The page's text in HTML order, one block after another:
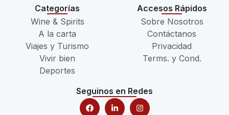
Categorías
Wine & Spirits
A la carta
Viajes y Turismo
Vivir bien
Deportes
Accesos Rápidos
Sobre Nosotros
Contáctanos
Privacidad
Terms. y Cond.
Seguinos en Redes